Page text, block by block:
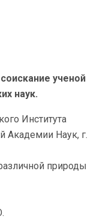
ученой
наук.
Института
Академии Наук, г.
природы